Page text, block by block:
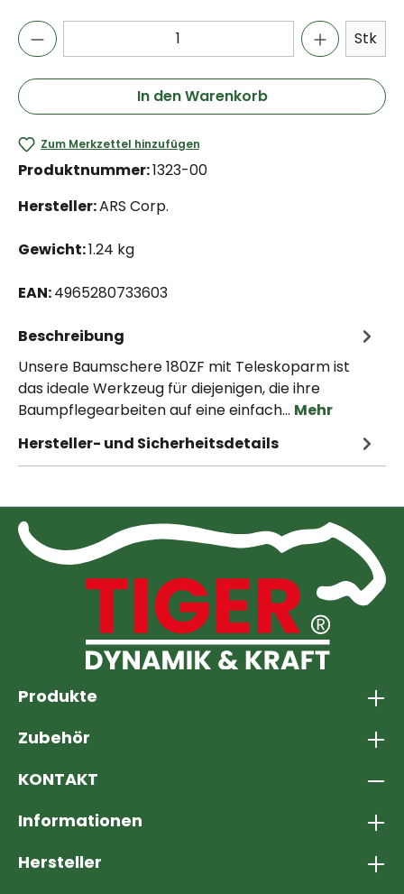
Stk
In den Warenkorb
Zum Merkzettel hinzufügen
Produktnummer:1323-00
Hersteller:ARS Corp.
Gewicht:1.24 kg
EAN:4965280733603
Beschreibung
Unsere Baumschere 180ZF mit Teleskoparm ist
das ideale Werkzeug für diejenigen, die ihre
Baumpflegearbeiten auf eine einfach… Mehr
Hersteller- und Sicherheitsdetails
Produkte
Zubehör
KONTAKT
Informationen
Hersteller